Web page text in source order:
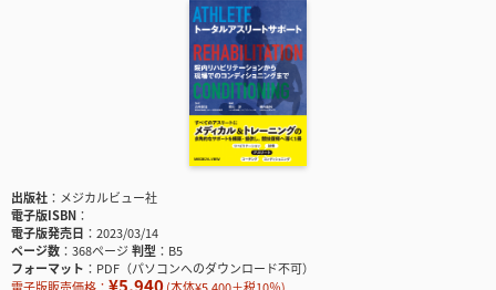
出版社
メジカルビュー社
電子版ISBN
電子版発売日
2023/03/14
ページ数
368ページ判型
B5
フォーマット
PDF（パソコンへのダウンロード不可）
¥5,940